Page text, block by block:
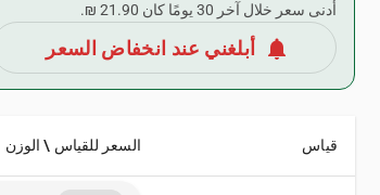
أدنى سعر خلال آخر 30 يومًا كان ‏21.90 ₪.
notifications أبلغني عند انخفاض السعر
قياس السعر للقياس \ الوزن